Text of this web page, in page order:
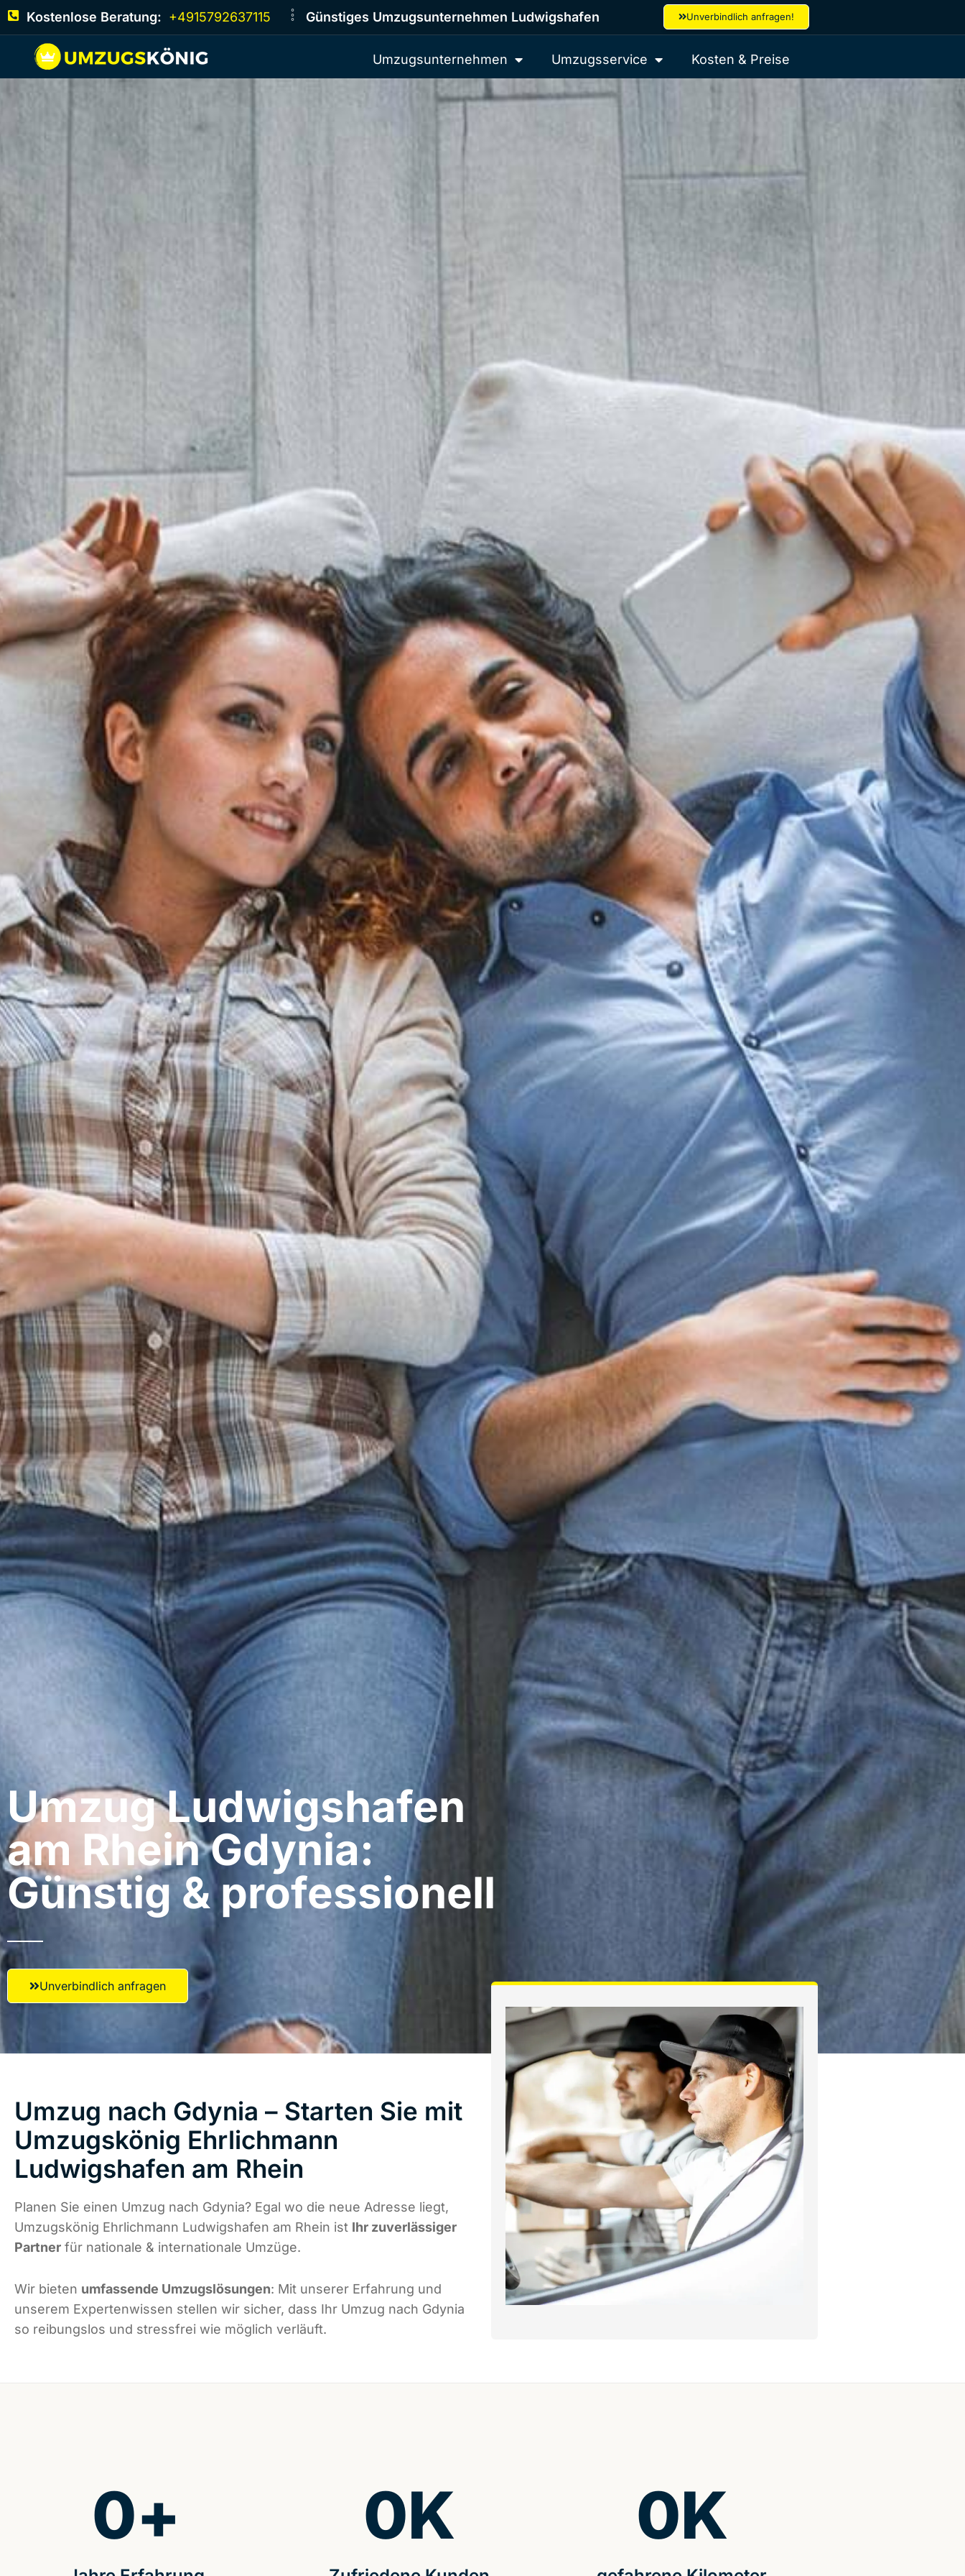
Kostenlose Beratung: +4915792637115 Günstiges Umzugsunternehmen Ludwigshafen Unverbindlich anfragen!
Umzugsunternehmen Umzugsservice Kosten & Preise
Umzug Ludwigshafen
am Rhein​ Gdynia:
Günstig & professionell​
Unverbindlich anfragen
Umzug nach Gdynia – Starten Sie mit
Umzugskönig Ehrlichmann
Ludwigshafen am Rhein
Planen Sie einen Umzug nach Gdynia? Egal wo die neue Adresse liegt,
Umzugskönig Ehrlichmann Ludwigshafen am Rhein ist Ihr zuverlässiger
Partner für nationale & internationale Umzüge.
Wir bieten umfassende Umzugslösungen: Mit unserer Erfahrung und
unserem Expertenwissen stellen wir sicher, dass Ihr Umzug nach Gdynia
so reibungslos und stressfrei wie möglich verläuft.
0+ 0K 0K